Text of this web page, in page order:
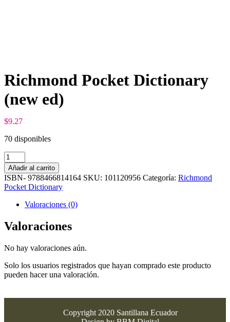
Richmond Pocket Dictionary
(new ed)
$9.27
70 disponibles
Richmond
Pocket
Dictionary
(new
ed)
cantidad
Añadir al carrito
ISBN- 9788466814164 SKU: 101120956 Categoría: Richmond
Pocket Dictionary
Valoraciones (0)
Valoraciones
No hay valoraciones aún.
Solo los usuarios registrados que hayan comprado este producto
pueden hacer una valoración.
Copyright 2020 Santillana Ecuador